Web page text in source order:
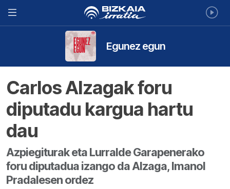
Egunez egun
Carlos Alzagak foru
diputadu kargua hartu
dau
Azpiegiturak eta Lurralde Garapenerako
foru diputadua izango da Alzaga, Imanol
Pradalesen ordez